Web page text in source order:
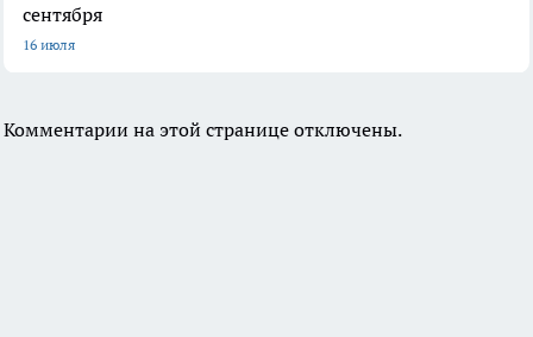
сентября
16 июля
Комментарии на этой странице отключены.